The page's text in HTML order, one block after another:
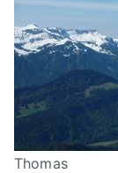
Thomas